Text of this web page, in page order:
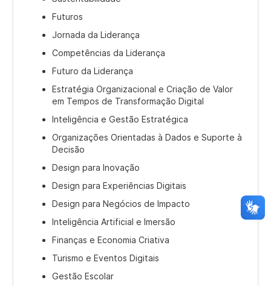
Futuros
Jornada da Liderança
Competências da Liderança
Futuro da Liderança
Estratégia Organizacional e Criação de Valor
em Tempos de Transformação Digital
Inteligência e Gestão Estratégica
Organizações Orientadas à Dados e Suporte à
Decisão
Design para Inovação
Design para Experiências Digitais
Design para Negócios de Impacto
Inteligência Artificial e Imersão
Finanças e Economia Criativa
Turismo e Eventos Digitais
Gestão Escolar